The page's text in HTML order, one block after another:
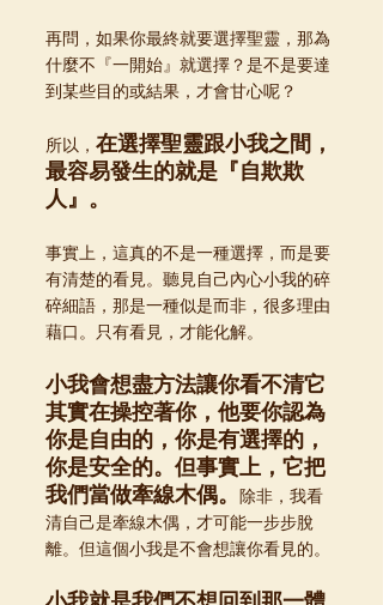
再問，如果你最終就要選擇聖靈，那為
什麼不『一開始』就選擇？是不是要達
到某些目的或結果，才會甘心呢？
所以， 在選擇聖靈跟小我之間，
最容易發生的就是『自欺欺
人』。
事實上，這真的不是一種選擇，而是要
有清楚的看見。聽見自己內心小我的碎
碎細語，那是一種似是而非，很多理由
藉口。只有看見，才能化解。
小我會想盡方法讓你看不清它
其實在操控著你，他要你認為
你是自由的，你是有選擇的，
你是安全的。但事實上，它把
我們當做牽線木偶。
除非，我看
清自己是牽線木偶，才可能一步步脫
離。但這個小我是不會想讓你看見的。